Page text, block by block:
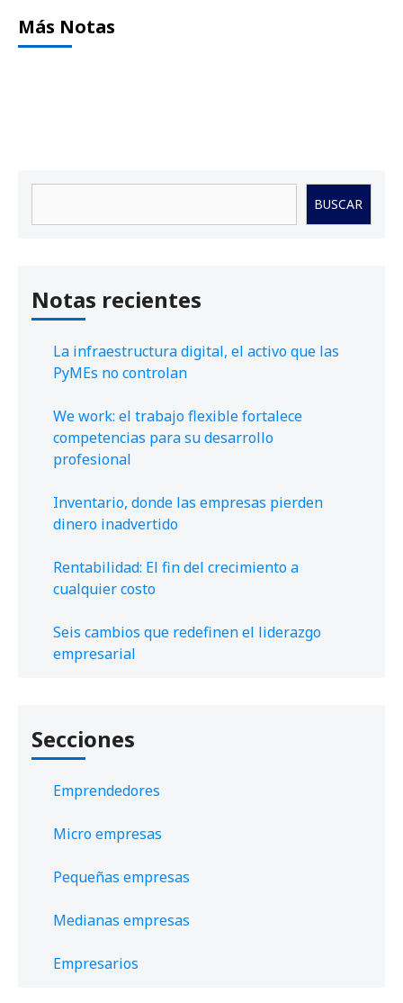
Más Notas
BUSCAR
Notas recientes
La infraestructura digital, el activo que las
PyMEs no controlan
We work: el trabajo flexible fortalece
competencias para su desarrollo
profesional
Inventario, donde las empresas pierden
dinero inadvertido
Rentabilidad: El fin del crecimiento a
cualquier costo
Seis cambios que redefinen el liderazgo
empresarial
Secciones
Emprendedores
Micro empresas
Pequeñas empresas
Medianas empresas
Empresarios